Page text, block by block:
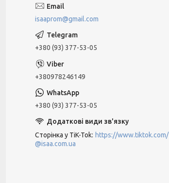
isaaprom@gmail.com
+380 (93) 377-53-05
+380978246149
+380 (93) 377-53-05
Сторінка у TiK-Tok https://www.tiktok.com/
@isaa.com.ua